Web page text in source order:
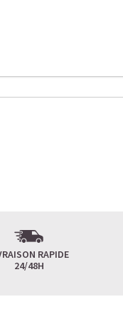
RAPIDE
24/48H